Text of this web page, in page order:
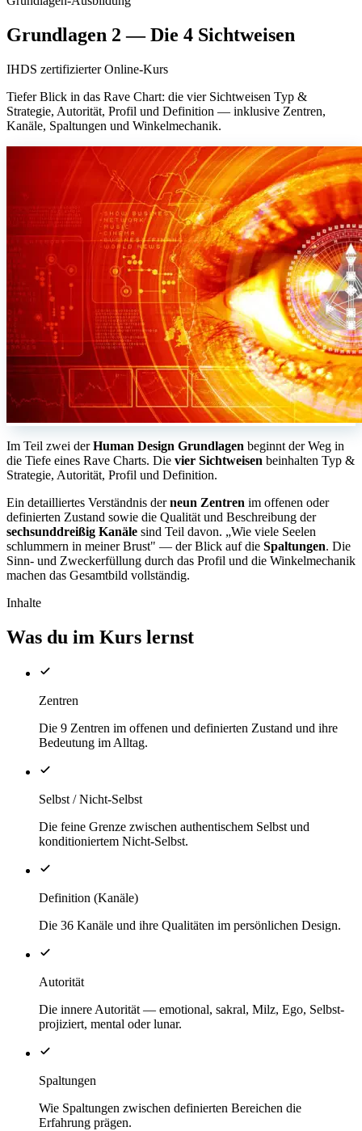
Grundlagen 2 — Die 4 Sichtweisen
IHDS zertifizierter Online-Kurs
Tiefer Blick in das Rave Chart: die vier Sichtweisen Typ &
Strategie, Autorität, Profil und Definition — inklusive Zentren,
Kanäle, Spaltungen und Winkelmechanik.
Im Teil zwei derHuman Design Grundlagen beginnt der Weg in
die Tiefe eines Rave Charts. Die vier Sichtweisen beinhalten Typ &
Strategie, Autorität, Profil und Definition.
Ein detailliertes Verständnis derneun Zentren im offenen oder
definierten Zustand sowie die Qualität und Beschreibung der
sechsunddreißig Kanäle sind Teil davon. „Wie viele Seelen
schlummern in meiner Brust" — der Blick auf die Spaltungen. Die
Sinn- und Zweckerfüllung durch das Profil und die Winkelmechanik
machen das Gesamtbild vollständig.
Inhalte
Was du im Kurs lernst
Zentren
Die 9 Zentren im offenen und definierten Zustand und ihre
Bedeutung im Alltag.
Selbst / Nicht-Selbst
Die feine Grenze zwischen authentischem Selbst und
konditioniertem Nicht-Selbst.
Definition (Kanäle)
Die 36 Kanäle und ihre Qualitäten im persönlichen Design.
Autorität
Die innere Autorität — emotional, sakral, Milz, Ego, Selbst-
projiziert, mental oder lunar.
Spaltungen
Wie Spaltungen zwischen definierten Bereichen die
Erfahrung prägen.